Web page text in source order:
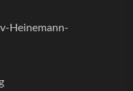
Heinemann-